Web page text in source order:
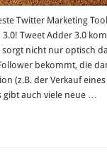
Twitter Marketing
Tweet Adder 3.0
nicht nur optisch
bekommt, die
(z.B. der Verkauf
gibt auch viele neue …